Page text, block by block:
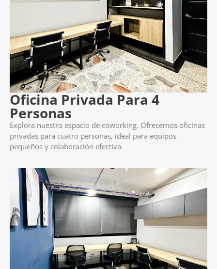
Oficina Privada Para 4
Personas
Explora nuestro espacio de coworking. Ofrecemos oficinas
privadas para cuatro personas, ideal para equipos
pequeños y colaboración efectiva.